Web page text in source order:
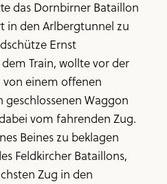
das Dornbirner Bataillon
in den Arlbergtunnel zu
Ernst
Train, wollte vor der
einem offenen
Waggon
vom fahrenden Zug.
Beines zu beklagen
Feldkircher Bataillons,
Zug in den